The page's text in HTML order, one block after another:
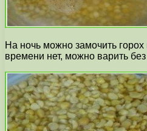
На ночь можно замочить
времени нет, можно варить